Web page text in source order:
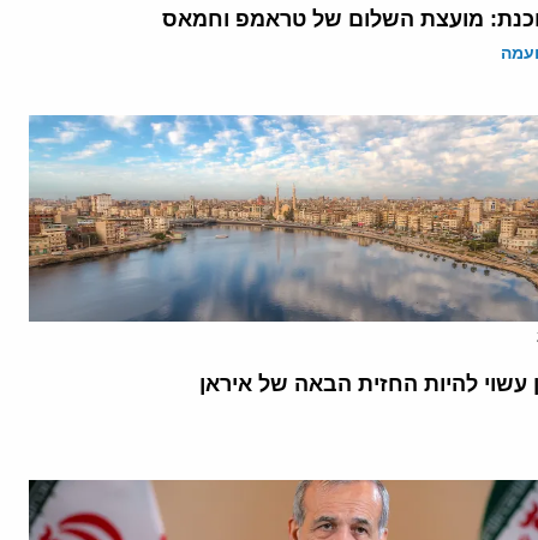
מועצת השלום של טראמפ וחמאס
עשוי להיות החזית הבאה של איראן